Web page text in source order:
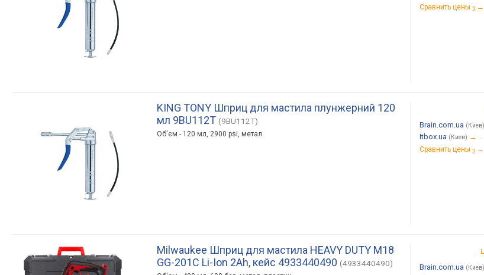
Сравнить цены 2 →
KING TONY Шприц для мастила плунжерний 120
мл 9BU112T (9BU112T)
Об'єм - 120 мл, 2900 psi, метал
Brain.com.ua (Киев)
Itbox.ua (Киев) →
Сравнить цены 2 →
Milwaukee Шприц для мастила HEAVY DUTY M18
GG-201C Li-Ion 2Ah, кейс 4933440490 (4933440490) Brain.com.ua (Киев)